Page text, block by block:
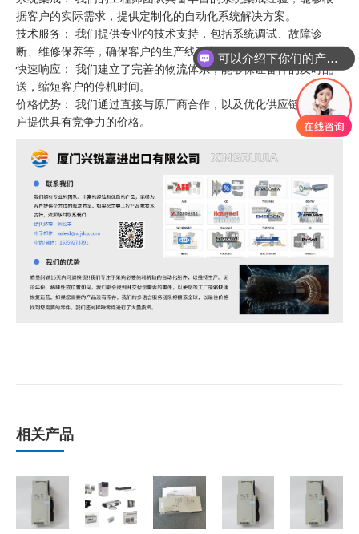
据客户的实际需求，提供定制化的自动化系统解决方案。
技术服务： 我们提供专业的技术支持，包括系统调试、故障诊
断、维修保养等，确保客户的生产线稳定运行。
快速响应： 我们建立了完善的物流体系，能够保证备件的及时配
送，缩短客户的停机时间。
价格优势： 我们通过直接与原厂商合作，以及优化供应链，为客
户提供具有竞争力的价格。
相关产品
你们是怎么收费的呢